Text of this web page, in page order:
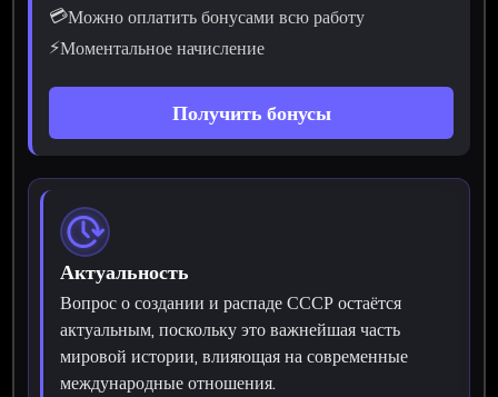
💳Можно оплатить бонусами всю работу
⚡Моментальное начисление
Получить бонусы
Актуальность
Вопрос о создании и распаде СССР остаётся
актуальным, поскольку это важнейшая часть
мировой истории, влияющая на современные
международные отношения.